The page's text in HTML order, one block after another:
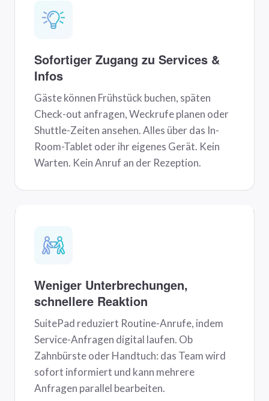
Sofortiger Zugang zu Services &
Infos
Gäste können Frühstück buchen, späten
Check-out anfragen, Weckrufe planen oder
Shuttle-Zeiten ansehen. Alles über das In-
Room-Tablet oder ihr eigenes Gerät. Kein
Warten. Kein Anruf an der Rezeption.
Weniger Unterbrechungen,
schnellere Reaktion
SuitePad reduziert Routine-Anrufe, indem
Service-Anfragen digital laufen. Ob
Zahnbürste oder Handtuch: das Team wird
sofort informiert und kann mehrere
Anfragen parallel bearbeiten.